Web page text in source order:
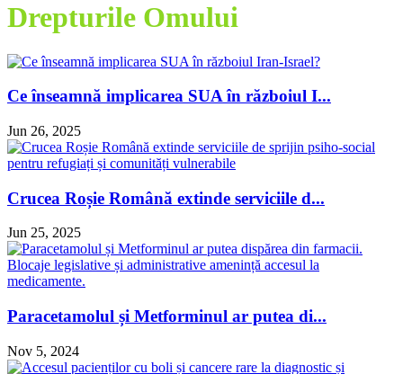
Drepturile Omului
Ce înseamnă implicarea SUA în războiul I...
Jun 26, 2025
Crucea Roșie Română extinde serviciile d...
Jun 25, 2025
Paracetamolul și Metforminul ar putea di...
Nov 5, 2024